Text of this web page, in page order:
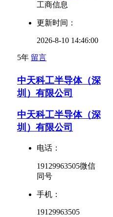
工商信息
更新时间：
2026-8-10 14:46:00
5年 留言
中天科工半导体（深
圳）有限公司
中天科工半导体（深
圳）有限公司
电话：
19129963505微信
同号
手机：
19129963505